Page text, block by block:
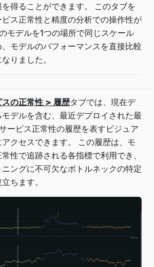
得ることができます。 このタブを
ス正常性と精度の分析での操作性が
モデルを1つの場所で同じスケール
モデルのパフォーマンスを直接比較
りました。
スの正常性 > 履歴タブでは、現在デ
デルを含む、最近デプロイされた最
ービス正常性の履歴を表すビジュア
クセスできます。 この履歴は、モ
性で追跡される各指標で利用でき、
ングに不可欠なボトルネックの特定
ちます。